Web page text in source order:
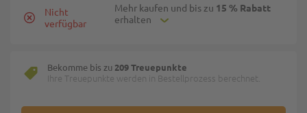
Mehr kaufen und bis zu 15 % Rabatt
erhalten
Nicht
verfügbar
Bekomme bis zu 209 Treuepunkte
Ihre Treuepunkte werden in Bestellprozess berechnet.